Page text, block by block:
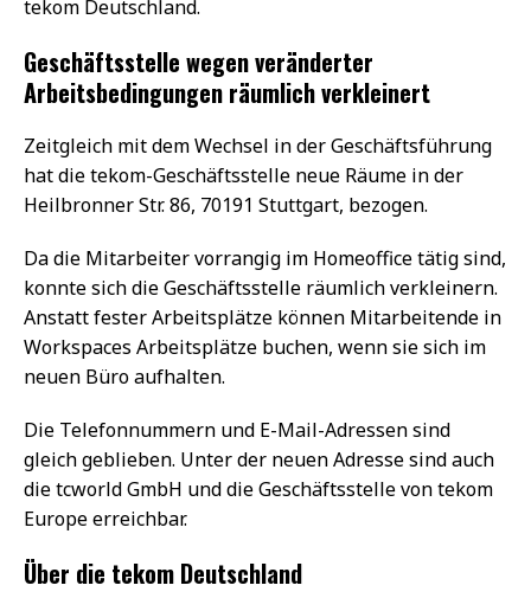
tekom Deutschland.
Geschäftsstelle wegen veränderter
Arbeitsbedingungen räumlich verkleinert
Zeitgleich mit dem Wechsel in der Geschäftsführung
hat die tekom-Geschäftsstelle neue Räume in der
Heilbronner Str. 86, 70191 Stuttgart, bezogen.
Da die Mitarbeiter vorrangig im Homeoffice tätig sind,
konnte sich die Geschäftsstelle räumlich verkleinern.
Anstatt fester Arbeitsplätze können Mitarbeitende in
Workspaces Arbeitsplätze buchen, wenn sie sich im
neuen Büro aufhalten.
Die Telefonnummern und E-Mail-Adressen sind
gleich geblieben. Unter der neuen Adresse sind auch
die tcworld GmbH und die Geschäftsstelle von tekom
Europe erreichbar.
Über die tekom Deutschland